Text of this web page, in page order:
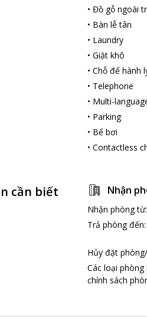
Quầy lễ tân
thận chắc
Nếu bạn lựa
đắn cho bạn.
Những điểm
Bảo tàng lịch
Đây là bảo
xây dựng theo
viện Bảo tàng
niệm và
Thảo Cầm
cây tươi, hoa
gồm với các
• Đồ gỗ ngoài
• Bàn lễ tân
• Laundry
• Giặt khô
• Chỗ để hành
• Telephone
• Multi-
• Parking
• Bể bơi
• Contactless
cần biết Nhận
Nhận phòng từ:
Trả phòng đến:
Hủy đặt
Các loại
chính sách